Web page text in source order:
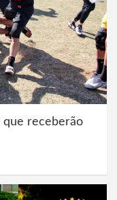
que receberão